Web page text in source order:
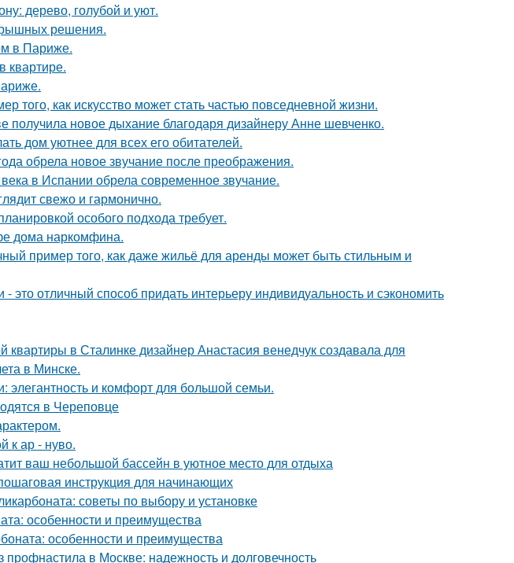
дерево, голубой и уют.
решения.
в Париже.
квартире.
того, как искусство может стать частью повседневной жизни.
получила новое дыхание благодаря дизайнеру Анне шевченко.
дом уютнее для всех его обитателей.
обрела новое звучание после преображения.
в Испании обрела современное звучание.
свежо и гармонично.
особого подхода требует.
дома наркомфина.
пример того, как даже жильё для аренды может быть стильным и
- это отличный способ придать интерьеру индивидуальность и сэкономить
квартиры в Сталинке дизайнер Анастасия венедчук создавала для
в Минске.
элегантность и комфорт для большой семьи.
в Череповце
к ар - нуво.
ваш небольшой бассейн в уютное место для отдыха
инструкция для начинающих
советы по выбору и установке
особенности и преимущества
особенности и преимущества
в Москве: надежность и долговечность